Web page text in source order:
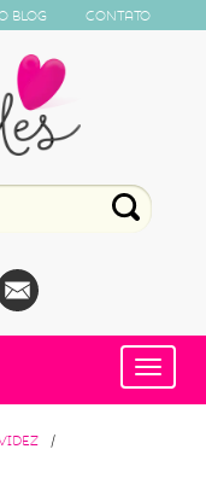
Blog Contato
Toggle